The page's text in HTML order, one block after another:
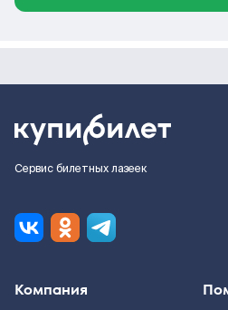
Сервис билетных лазеек
Компания